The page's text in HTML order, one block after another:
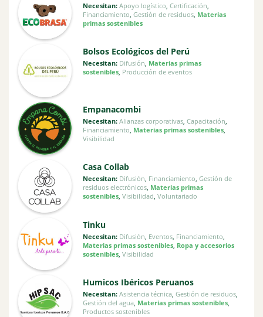
Necesitan: Apoyo logístico Certificación
Financiamiento Gestión de residuos, Materias
primas sostenibles
Bolsos Ecológicos del Perú
Necesitan: Difusión, Materias primas
sostenibles, Producción de eventos
Empanacombi
Necesitan: Alianzas corporativas, Capacitación
Financiamiento Materias primas sostenibles,
Visibilidad
Casa Collab
Necesitan: Difusión, Financiamiento, Gestión de
residuos electrónicos, Materias primas
sostenibles, Visibilidad, Voluntariado
Tinku
Necesitan: Difusión Eventos, Financiamiento
Materias primas sostenibles, Ropa y accesorios
sostenibles, Visibilidad
Humicos Ibéricos Peruanos
Necesitan: Asistencia técnica, Gestión de residuos,
Gestión del agua, Materias primas sostenibles,
Productos sostenibles